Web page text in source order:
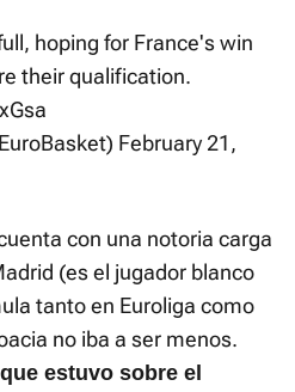
hoping for France's win
their qualification.
February 21,
con una notoria carga
(es el jugador blanco
tanto en Euroliga como
no iba a ser menos.
estuvo sobre el